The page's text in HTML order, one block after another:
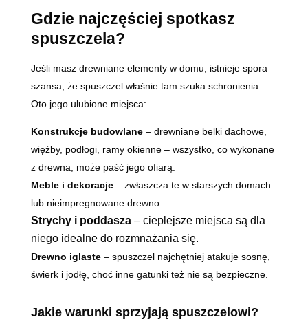
Gdzie najczęściej spotkasz
spuszczela?
Jeśli masz drewniane elementy w domu, istnieje spora
szansa, że spuszczel właśnie tam szuka schronienia.
Oto jego ulubione miejsca:
Konstrukcje budowlane– drewniane belki dachowe,
więźby, podłogi, ramy okienne – wszystko, co wykonane
z drewna, może paść jego ofiarą.
Meble i dekoracje– zwłaszcza te w starszych domach
lub nieimpregnowane drewno.
Strychy i poddasza– cieplejsze miejsca są dla
niego idealne do rozmnażania się.
Drewno iglaste– spuszczel najchętniej atakuje sosnę,
świerk i jodłę, choć inne gatunki też nie są bezpieczne.
Jakie warunki sprzyjają spuszczelowi?